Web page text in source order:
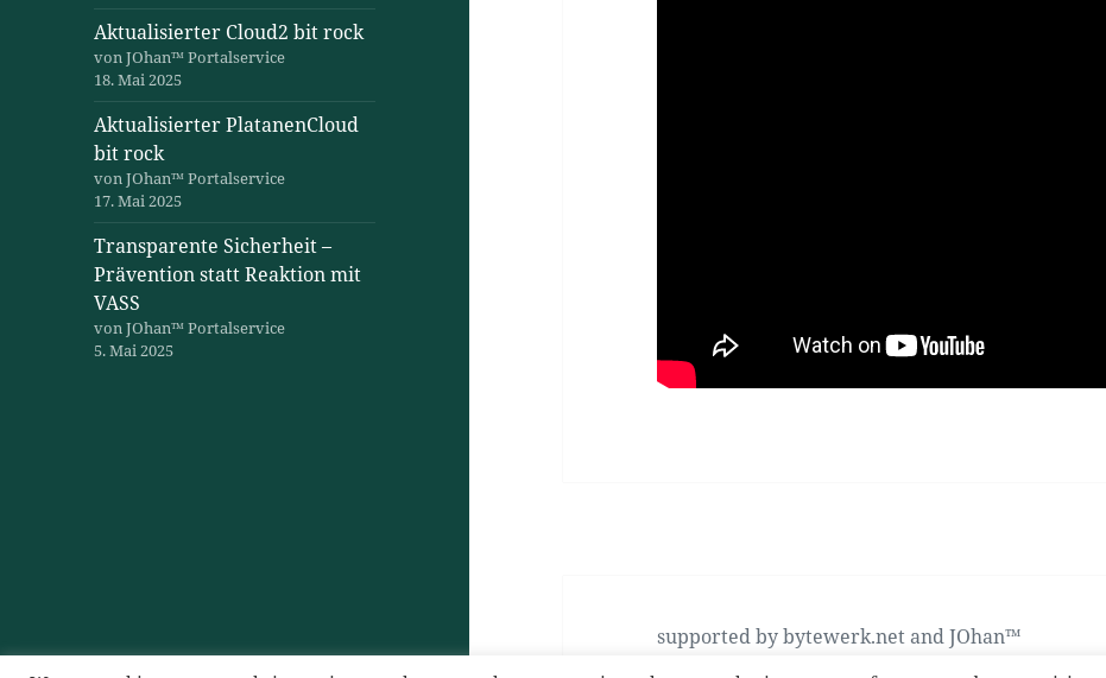
Aktualisierter Cloud2 bit rock
von JOhan™ Portalservice
18. Mai 2025
Aktualisierter PlatanenCloud
bit rock
von JOhan™ Portalservice
17. Mai 2025
Transparente Sicherheit –
Prävention statt Reaktion mit
VASS
von JOhan™ Portalservice
5. Mai 2025
supported by bytewerk.netand JOhan™